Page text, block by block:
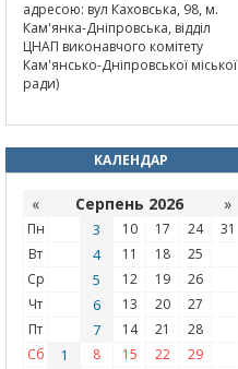
адресою: вул Каховська, 98, м.
Кам'янка-Дніпровська, відділ
ЦНАП виконавчого комітету
Кам'янсько-Дніпровської міської
ради)
КАЛЕНДАР
« Серпень 2026 »
Пн 3 10 17 24
31
Вт
4 11 18
25
Ср
5 12 19
26
Чт
6 13 20
27
Пт
7 14 21
28
Сб
1 8 15 22
29